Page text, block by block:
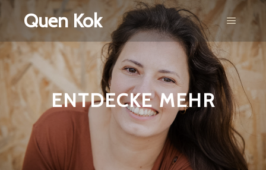
Quen Kok
ENTDECKE MEHR